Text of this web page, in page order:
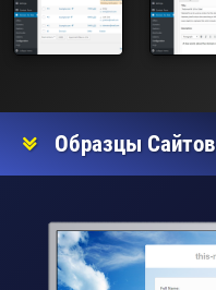
Образцы Сайтов